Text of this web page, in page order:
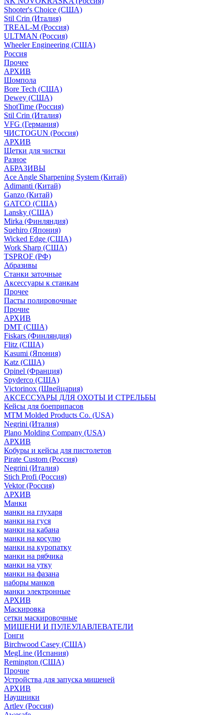
Shooter's Choice (СШA)
Stil Crin (Италия)
TREAL-M (Россия)
ULTMAN (Россия)
Wheeler Engineering (СШA)
Россия
Прочее
АРХИВ
Шомпола
Bore Tech (США)
Dewey (США)
ShotTime (Россия)
Stil Crin (Италия)
VFG (Германия)
ЧИСТОGUN (Россия)
АРХИВ
Щетки для чистки
Разное
АБРАЗИВЫ
Ace Angle Sharpening System (Китай)
Adimanti (Китай)
Ganzo (Китай)
GATCO (США)
Lansky (США)
Mirka (Финляндия)
Suehiro (Япония)
Wicked Edge (США)
Work Sharp (США)
TSPROF (РФ)
Абразивы
Станки заточные
Аксессуары к станкам
Прочее
Пасты полировочные
Прочие
АРХИВ
DMT (США)
Fiskars (Финляндия)
Flitz (США)
Kasumi (Япония)
Katz (США)
Opinel (Франция)
Spyderco (США)
Victorinox (Швейцария)
АКСЕССУАРЫ ДЛЯ ОХОТЫ И СТРЕЛЬБЫ
Кейсы для боеприпасов
MTM Molded Products Co. (USA)
Negrini (Италия)
Plano Molding Company (USA)
АРХИВ
Кобуры и кейсы для пистолетов
Pirate Custom (Россия)
Negrini (Италия)
Stich Profi (Россия)
Vektor (Россия)
АРХИВ
Манки
манки на глухаря
манки на гуся
манки на кабана
манки на косулю
манки на куропатку
манки на рябчика
манки на утку
манки на фазана
наборы манков
манки электронные
АРХИВ
Маскировка
сетки маскировочные
МИШЕНИ И ПУЛЕУЛАВЛЕВАТЕЛИ
Гонги
Birchwood Casey (США)
MegLine (Испания)
Remington (США)
Прочие
Устройства для запуска мишеней
АРХИВ
Наушники
Artlev (Россия)